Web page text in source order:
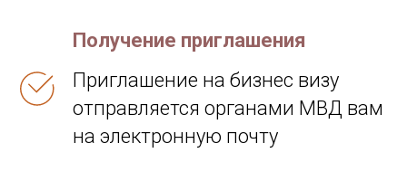
Получение приглашения
Приглашение на бизнес визу
отправляется органами МВД вам
на электронную почту